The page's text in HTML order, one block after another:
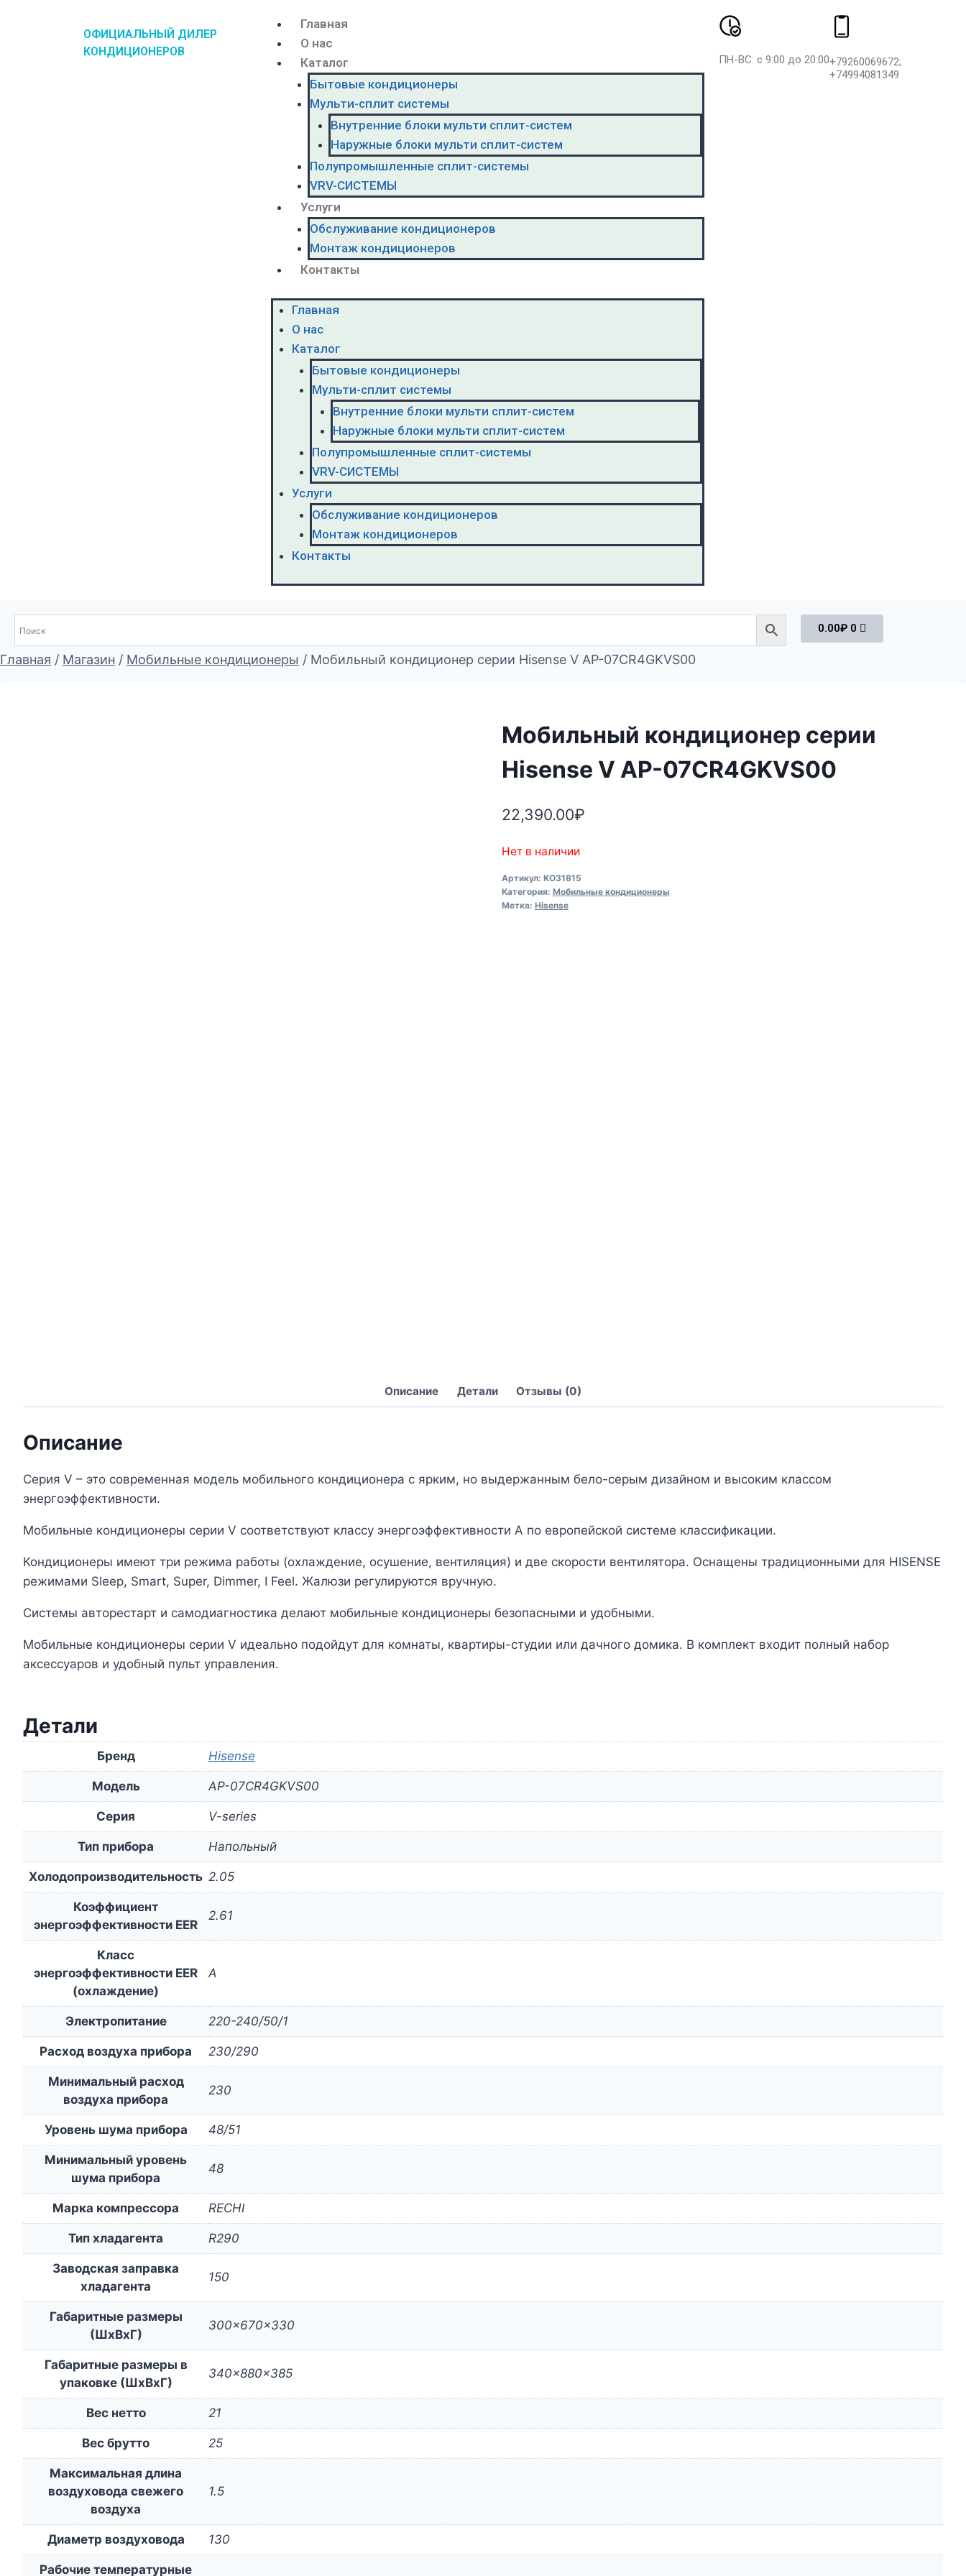
ОФИЦИАЛЬНЫЙ ДИЛЕР
КОНДИЦИОНЕРОВ
Главная
О нас
Каталог
Бытовые кондиционеры
Мульти-сплит системы
Внутренние блоки мульти сплит-систем
Наружные блоки мульти сплит-систем
Полупромышленные сплит-системы
VRV-CИСТЕМЫ
Услуги
Обслуживание кондиционеров
Монтаж кондиционеров
Контакты
Главная
О нас
Каталог
Бытовые кондиционеры
Мульти-сплит системы
Внутренние блоки мульти сплит-систем
Наружные блоки мульти сплит-систем
Полупромышленные сплит-системы
VRV-CИСТЕМЫ
Услуги
Обслуживание кондиционеров
Монтаж кондиционеров
Контакты
ПН-ВС: с 9:00 до 20:00+79260069672;
+74994081349
0.00₽ 0
Главная / Магазин / Мобильные кондиционеры / Мобильный кондиционер cерии Hisense V AP-07CR4GKVS00
Мобильный кондиционер cерии
Hisense V AP-07CR4GKVS00
22,390.00₽
Нет в наличии
Артикул: KO31815
Категория: Мобильные кондиционеры
Метка: Hisense
Описание Детали Отзывы (0)
Описание
Серия V – это современная модель мобильного кондиционера с ярким, но выдержанным бело-серым дизайном и высоким классом
энергоэффективности.
Мобильные кондиционеры серии V соответствуют классу энергоэффективности A по европейской системе классификации.
Кондиционеры имеют три режима работы (охлаждение, осушение, вентиляция) и две скорости вентилятора. Оснащены традиционными для HISENSE
режимами Sleep, Smart, Super, Dimmer, I Feel. Жалюзи регулируются вручную.
Системы авторестарт и самодиагностика делают мобильные кондиционеры безопасными и удобными.
Мобильные кондиционеры серии V идеально подойдут для комнаты, квартиры-студии или дачного домика. В комплект входит полный набор
аксессуаров и удобный пульт управления.
Детали
Бренд Hisense
Модель AP-07CR4GKVS00
Серия V-series
Тип прибора Напольный
Холодопроизводительность 2.05
Коэффициент
энергоэффективности EER
2.61
Класс
энергоэффективности EER
(охлаждение)
A
Электропитание 220-240/50/1
Расход воздуха прибора 230/290
Минимальный расход
воздуха прибора
230
Уровень шума прибора 48/51
Минимальный уровень
шума прибора
48
Марка компрессора RECHI
Тип хладагента R290
Заводская заправка
хладагента
150
Габаритные размеры
(ШxВxГ)
300x670x330
Габаритные размеры в
упаковке (ШxВxГ)
340x880x385
Вес нетто 21
Вес брутто 25
Максимальная длина
воздуховода свежего
воздуха
1.5
Диаметр воздуховода 130
Рабочие температурные